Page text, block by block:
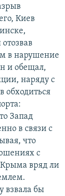
Киев
в нарушение
и обещал,
наряду с
обходиться
Запад
в связи с
что
с
вряд ли
взвала бы